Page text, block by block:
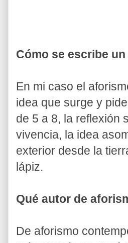
Cómo se escribe
En mi caso el
idea que surge y
de 5 a 8, la reflexión
vivencia, la idea
exterior desde la
lápiz.
Qué autor de
De aforismo